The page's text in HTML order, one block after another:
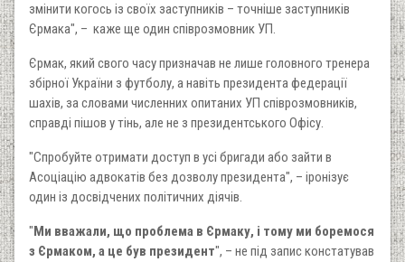
змінити когось із своїх заступників – точніше заступників
Єрмака", – каже ще один співрозмовник УП.
Єрмак, який свого часу призначав не лише головного тренера
збірної України з футболу, а навіть президента федерації
шахів, за словами численних опитаних УП співрозмовників,
справді пішов у тінь, але не з президентського Офісу.
"Спробуйте отримати доступ в усі бригади або зайти в
Асоціацію адвокатів без дозволу президента", – іронізує
один із досвідчених політичних діячів.
"Ми вважали, що проблема в Єрмаку, і тому ми боремося
з Єрмаком, а це був президент", – не під запис констатував